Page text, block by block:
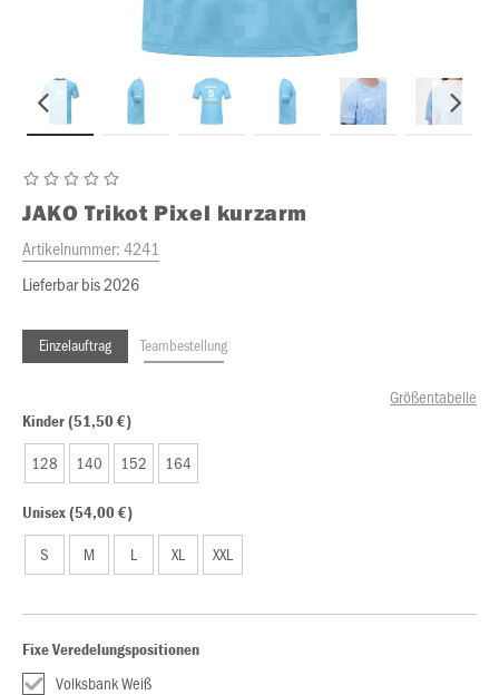
JAKO Trikot Pixel kurzarm
Artikelnummer:4241
Lieferbar bis 2026
Einzelauftrag Teambestellung
Größentabelle
Kinder (51,50 €)
128 140 152 164
Unisex (54,00 €)
S M L XL XXL
Fixe Veredelungspositionen
Volksbank Weiß